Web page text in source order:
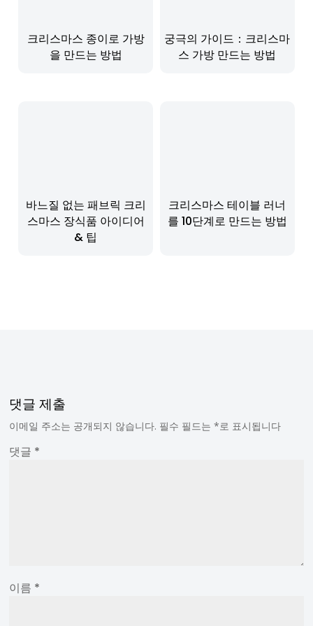
크리스마스 종이로 가방
을 만드는 방법
궁극의 가이드：크리스마
스 가방 만드는 방법
바느질 없는 패브릭 크리
스마스 장식품 아이디어
& 팁
크리스마스 테이블 러너
를 10단계로 만드는 방법
댓글 제출
이메일 주소는 공개되지 않습니다. 필수 필드는*로 표시됩니다
댓글 *
이름 *